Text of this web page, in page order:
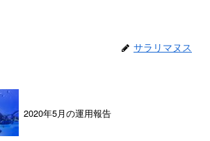
サラリマヌス
2020年5月の運用報告